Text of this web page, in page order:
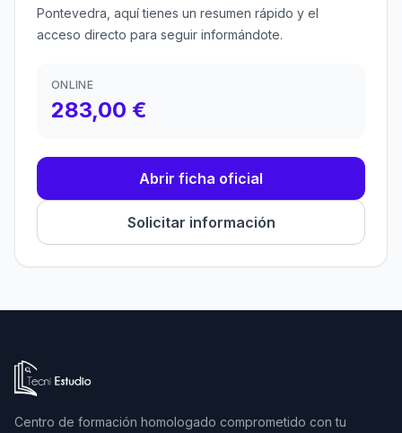
Pontevedra, aquí tienes un resumen rápido y el
acceso directo para seguir informándote.
ONLINE
283,00 €
Abrir ficha oficial
Solicitar información
Ir a la página de inicio de Tecni Estudio
Centro de formación homologado comprometido con tu